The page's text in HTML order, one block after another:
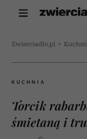
Zwierciadlo.pl >
KUCHNIA
Torcik
śmietaną i